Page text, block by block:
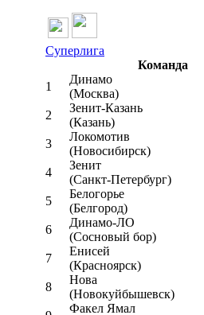
Суперлига
Команда
1
Динамо
(Москва)
2
Зенит-Казань
(Казань)
3
Локомотив
(Новосибирск)
4
Зенит
(Санкт-Петербург)
5
Белогорье
(Белгород)
6
Динамо-ЛО
(Сосновый бор)
7
Енисей
(Красноярск)
8
Нова
(Новокуйбышевск)
Факел Ямал